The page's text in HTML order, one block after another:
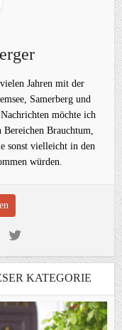
Jahren mit der
Samerberg und
möchte ich
Brauchtum,
sonst vielleicht in den
würden.
KATEGORIE